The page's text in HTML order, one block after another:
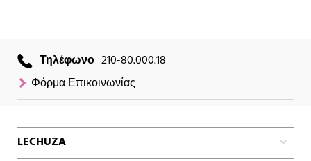
Τηλέφωνο 210-80.000.18
Φόρμα Επικοινωνίας
LECHUZA